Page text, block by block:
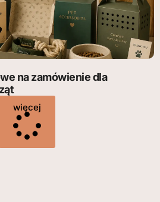
na zamówienie dla
więcej